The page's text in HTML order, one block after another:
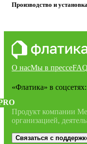
Производство и
О насМы в прессеFAQ
«Флатика» в соцсетях:
Продукт компании
организацией,
Связаться с